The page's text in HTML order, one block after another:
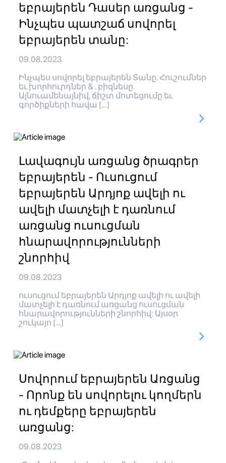
եբրայերեն Դասեր առցանց -
Ինչպես պատշաճ սովորել
եբրայերեն տանը:
09.08.2023
Ինչպես սովորել եբրայերեն Տանը. Հուշումներ
եւ խորհուրդներ & . բիզնեսը.
Այնուամենայնիվ, ճիշտ մոտեցումը եւ
գործիքների հավա […]
Լավագույն առցանց ծրագրեր
եբրայերեն - Ուսուցում
եբրայերեն Արդյոք ավելի ու
ավելի մատչելի է դառնում
առցանց ուսուցման
հնարավորությունների
շնորհիվ
09.08.2023
ուսուցում եբրայերեն Արդյոք ավելի ու ավելի
մատչելի է դառնում առցանց ուսուցման
հնարավորությունների շնորհիվ: Այսօր
շուկայո […]
Սովորում եբրայերեն Առցանց
- Որոնք են սովորելու կողմերն
ու դեմքերը եբրայերեն
առցանց:
09.08.2023